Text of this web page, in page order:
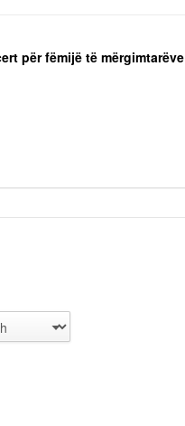
për fëmijë të mërgimtarëve